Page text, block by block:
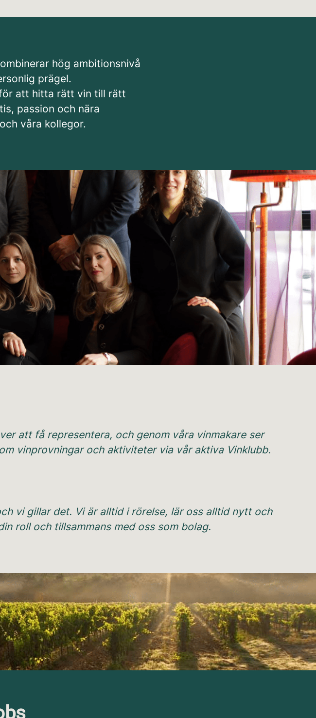
hög ambitionsnivå
prägel.
att hitta rätt vin till rätt
passion och nära
våra kollegor.
att få representera, och genom våra vinmakare ser
vinprovningar och aktiviteter via vår aktiva Vinklubb.
vi gillar det. Vi är alltid i rörelse, lär oss alltid nytt och
roll och tillsammans med oss som bolag.